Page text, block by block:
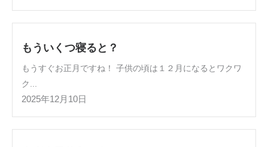
もういくつ寝ると？
もうすぐお正月ですね！ 子供の頃は１２月になるとワクワ
ク...
2025年12月10日